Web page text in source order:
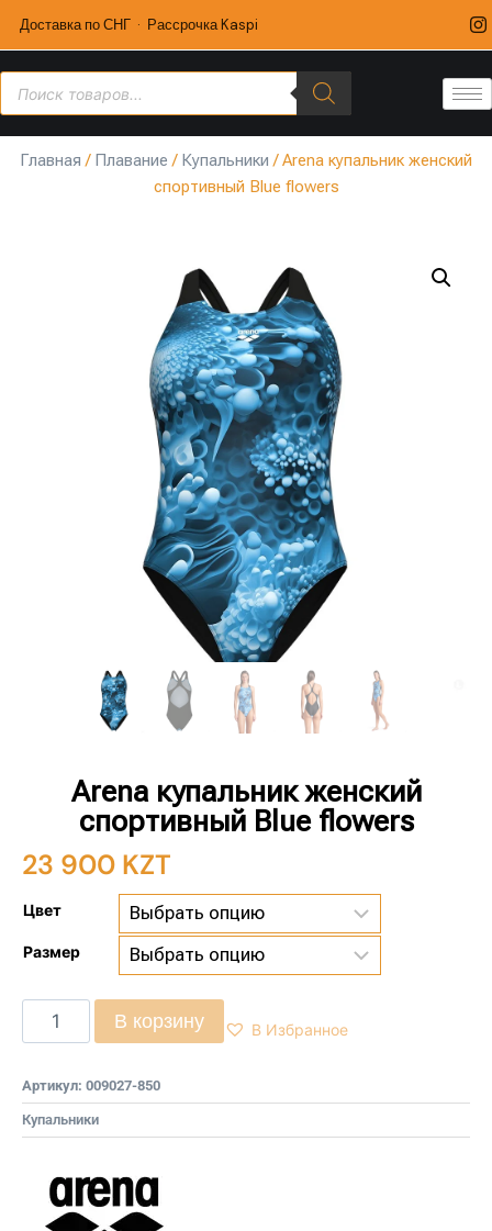
Доставка по СНГ · Рассрочка Kaspi
Главная / Плавание / Купальники / Arena купальник женский
спортивный Blue flowers
Arena купальник женский
спортивный Blue flowers
23 900 KZT
Цвет
Размер
В корзину В Избранное
Артикул: 009027-850
Купальники